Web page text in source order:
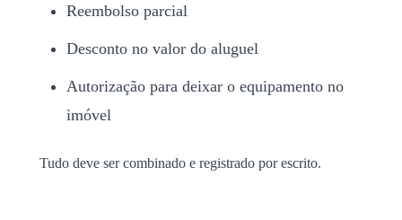
Reembolso parcial
Desconto no valor do aluguel
Autorização para deixar o equipamento no
imóvel
Tudo deve ser combinado e registrado por escrito.